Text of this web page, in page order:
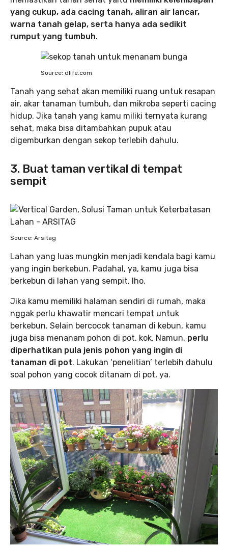
yang cukup, ada cacing tanah, aliran air lancar,
warna tanah gelap, serta hanya ada sedikit
rumput yang tumbuh.
Source: dlife.com
Tanah yang sehat akan memiliki ruang untuk resapan
air, akar tanaman tumbuh, dan mikroba seperti cacing
hidup. Jika tanah yang kamu miliki ternyata kurang
sehat, maka bisa ditambahkan pupuk atau
digemburkan dengan sekop terlebih dahulu.
3. Buat taman vertikal di tempat
sempit
Source: Arsitag
Lahan yang luas mungkin menjadi kendala bagi kamu
yang ingin berkebun. Padahal, ya, kamu juga bisa
berkebun di lahan yang sempit, lho.
Jika kamu memiliki halaman sendiri di rumah, maka
nggak perlu khawatir mencari tempat untuk
berkebun. Selain bercocok tanaman di kebun, kamu
juga bisa menanam pohon di pot, kok. Namun, perlu
diperhatikan pula jenis pohon yang ingin di
tanaman di pot. Lakukan ‘penelitian’ terlebih dahulu
soal pohon yang cocok ditanam di pot, ya.